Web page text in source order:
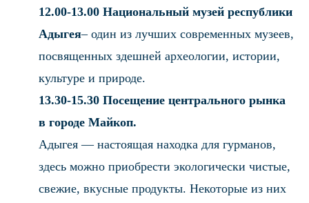
12.00-13.00 Национальный музей республики
Адыгея– один из лучших современных музеев,
посвященных здешней археологии, истории,
культуре и природе.
13.30-15.30 Посещение центрального рынка
в городе Майкоп.
Адыгея — настоящая находка для гурманов,
здесь можно приобрести экологически чистые,
свежие, вкусные продукты. Некоторые из них